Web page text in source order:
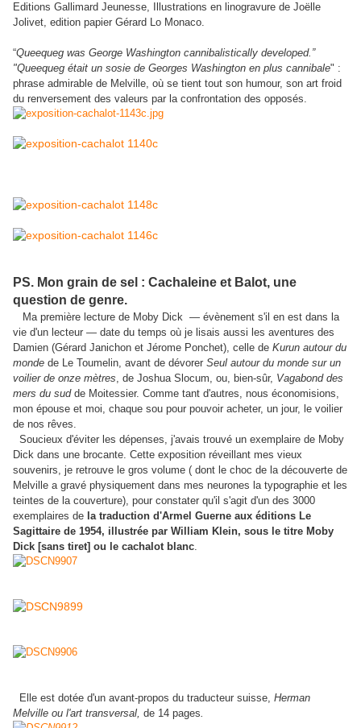
Editions Gallimard Jeunesse, Illustrations en linogravure de Joëlle
Jolivet, edition papier Gérard Lo Monaco.
“Queequeg was George Washington cannibalistically developed.”
"Queequeg était un sosie de Georges Washington en plus cannibale" :
phrase admirable de Melville, où se tient tout son humour, son art froid
du renversement des valeurs par la confrontation des opposés.
PS. Mon grain de sel : Cachaleine et Balot, une
question de genre.
Ma première lecture de Moby Dick — évènement s'il en est dans la
vie d'un lecteur — date du temps où je lisais aussi les aventures des
Damien (Gérard Janichon et Jérome Ponchet), celle de Kurun autour du
monde de Le Toumelin, avant de dévorer Seul autour du monde sur un
voilier de onze mètres, de Joshua Slocum, ou, bien-sûr, Vagabond des
mers du sudde Moitessier. Comme tant d'autres, nous économisions,
mon épouse et moi, chaque sou pour pouvoir acheter, un jour, le voilier
de nos rêves.
Soucieux d'éviter les dépenses, j'avais trouvé un exemplaire de Moby
Dick dans une brocante. Cette exposition réveillant mes vieux
souvenirs, je retrouve le gros volume ( dont le choc de la découverte de
Melville a gravé physiquement dans mes neurones la typographie et les
teintes de la couverture), pour constater qu'il s'agit d'un des 3000
exemplaires de la traduction d'Armel Guerne aux éditions Le
Sagittaire de 1954, illustrée par William Klein, sous le titre Moby
Dick [sans tiret] ou le cachalot blanc.
Elle est dotée d'un avant-propos du traducteur suisse, Herman
Melville ou l'art transversal, de 14 pages.